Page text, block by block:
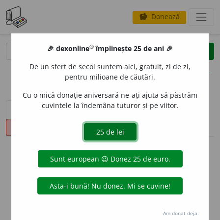
savings Donează
clear
opțiuni
sinteza definițiilor (1) definiții (19)
conjugări
info
Aceste definiții sunt compilate de
echipa dexonline. Definițiile
originale se află pe filadefiniții.
Puteți reordona filele pe pagina de
🎉 dexonline® împlinește 25 de ani 🎉
De un sfert de secol suntem aici, gratuit, zi de zi,
pentru milioane de căutări.
Cu o mică donație aniversară ne-ați ajuta să păstrăm
cuvintele la îndemâna tuturor și pe viitor.
Am donat deja.